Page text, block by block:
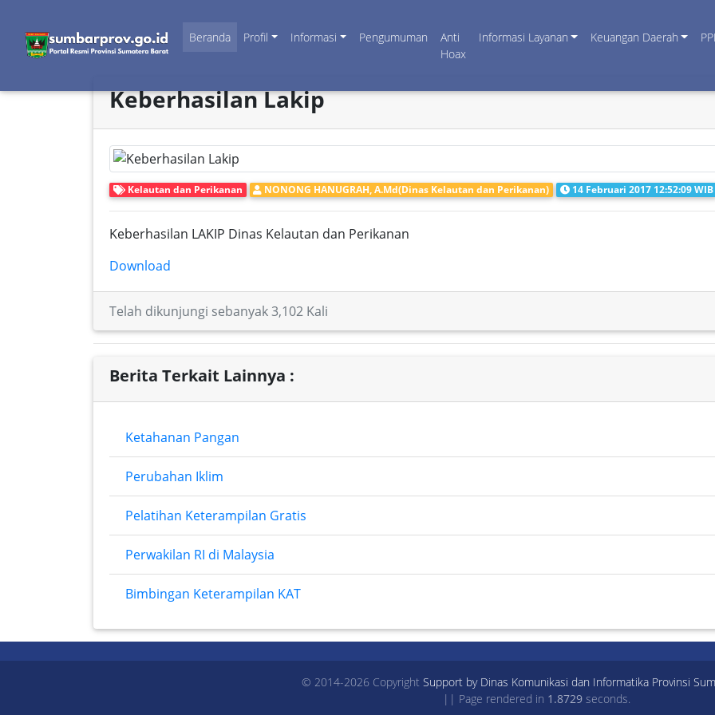
Beranda Profil Informasi Pengumuman
Anti
Hoax
Informasi Layanan Keuangan Daerah
Keberhasilan Lakip
Kelautan dan Perikanan NONONG HANUGRAH, A.Md(Dinas Kelautan dan Perikanan) 14 Februari 2017 12:52:09 WIB
Keberhasilan LAKIP Dinas Kelautan dan Perikanan
Download
Telah dikunjungi sebanyak 3,102 Kali
Berita Terkait Lainnya :
Ketahanan Pangan
Perubahan Iklim
Pelatihan Keterampilan Gratis
Perwakilan RI di Malaysia
Bimbingan Keterampilan KAT
© 2014-2026 Copyright Support by Dinas Komunikasi dan Informatika Provinsi
|| Page rendered in 1.8729seconds.